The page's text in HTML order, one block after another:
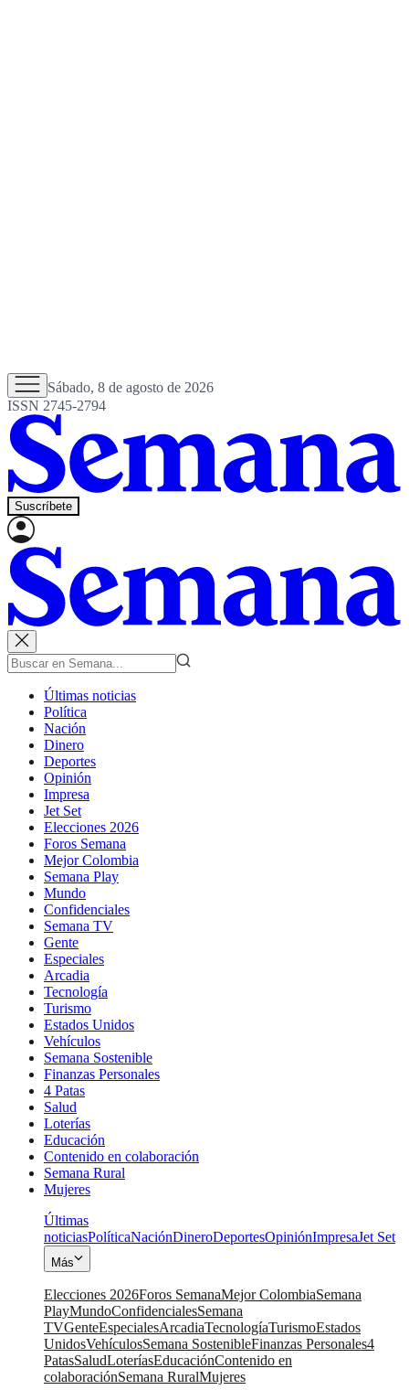
Sábado, 8 de agosto de 2026
ISSN 2745-2794
Suscríbete
Últimas noticias
Política
Nación
Dinero
Deportes
Opinión
Impresa
Jet Set
Elecciones 2026
Foros Semana
Mejor Colombia
Semana Play
Mundo
Confidenciales
Semana TV
Gente
Especiales
Arcadia
Tecnología
Turismo
Estados Unidos
Vehículos
Semana Sostenible
Finanzas Personales
4 Patas
Salud
Loterías
Educación
Contenido en colaboración
Semana Rural
Mujeres
Últimas
noticiasPolíticaNaciónDineroDeportesOpiniónImpresaJet Set
Más
Elecciones 2026Foros SemanaMejor ColombiaSemana
PlayMundoConfidencialesSemana
TVGenteEspecialesArcadiaTecnologíaTurismoEstados
UnidosVehículosSemana SostenibleFinanzas Personales4
PatasSaludLoteríasEducaciónContenido en
colaboraciónSemana RuralMujeres